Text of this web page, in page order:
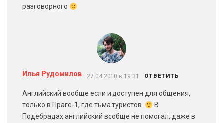
разговорного
Илья Рудомилов 27.04.2010 в 19:31 ОТВЕТИТЬ
Английский вообще если и доступен для общения,
только в Праге-1, где тьма туристов.
В
Подебрадах английский вообще не помогал, даже в